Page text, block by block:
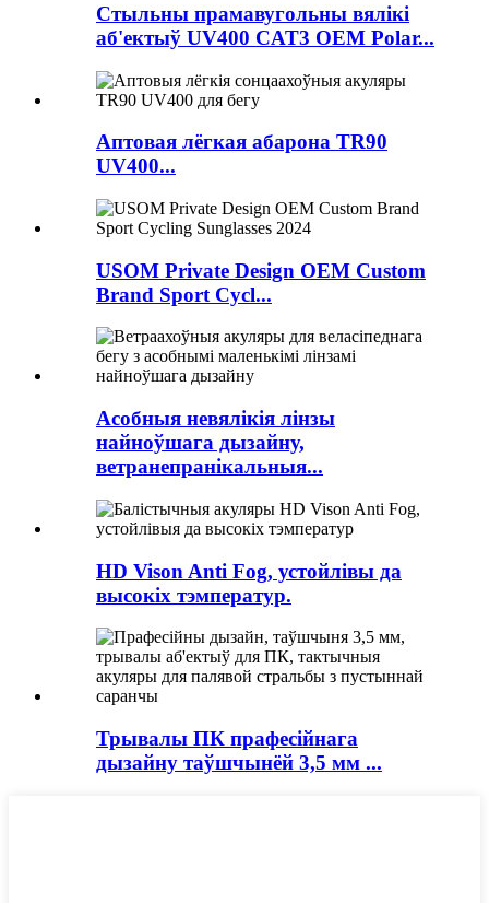
Стыльны прамавугольны вялікі
аб'ектыў UV400 CAT3 OEM Polar...
Аптовая лёгкая абарона TR90
UV400...
USOM Private Design OEM Custom
Brand Sport Cycl...
Асобныя невялікія лінзы
найноўшага дызайну,
ветранепранікальныя...
HD Vison Anti Fog, устойлівы да
высокіх тэмператур.
Трывалы ПК прафесійнага
дызайну таўшчынёй 3,5 мм ...